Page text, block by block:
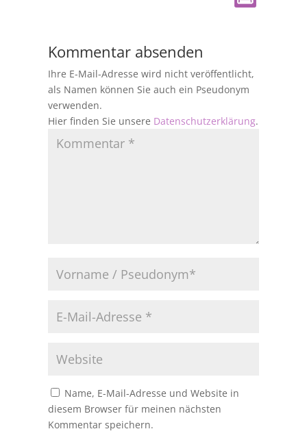
Kommentar absenden
Ihre E-Mail-Adresse wird nicht veröffentlicht,
als Namen können Sie auch ein Pseudonym
verwenden.
Hier finden Sie unsere Datenschutzerklärung.
Name, E-Mail-Adresse und Website in
diesem Browser für meinen nächsten
Kommentar speichern.